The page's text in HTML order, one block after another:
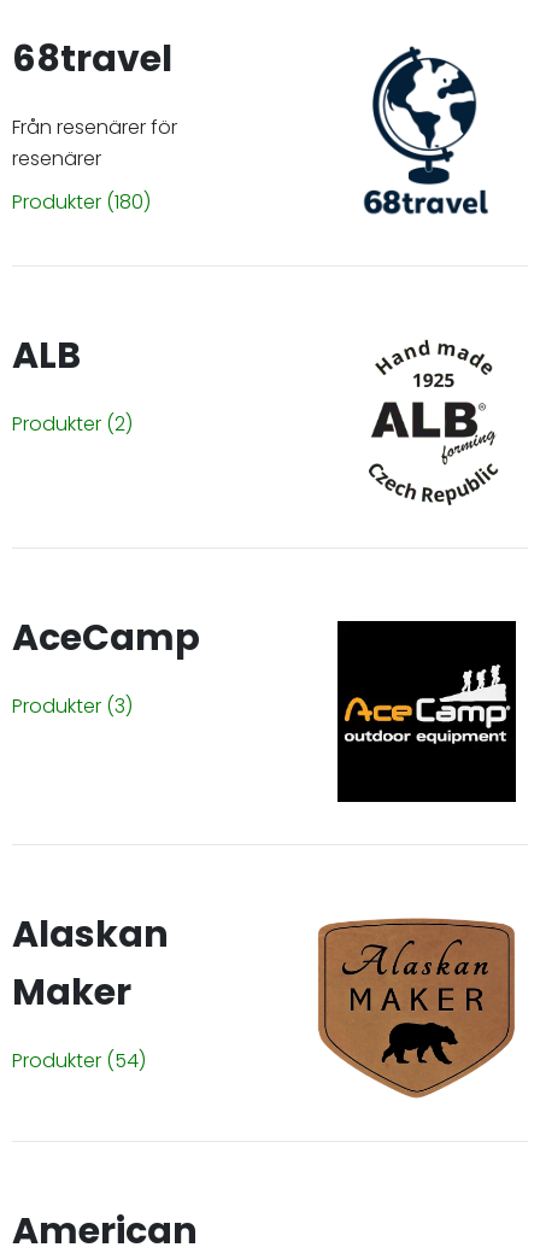
68travel
Från resenärer för
resenärer
Produkter (180)
ALB
Produkter (2)
AceCamp
Produkter (3)
Alaskan
Maker
Produkter (54)
American